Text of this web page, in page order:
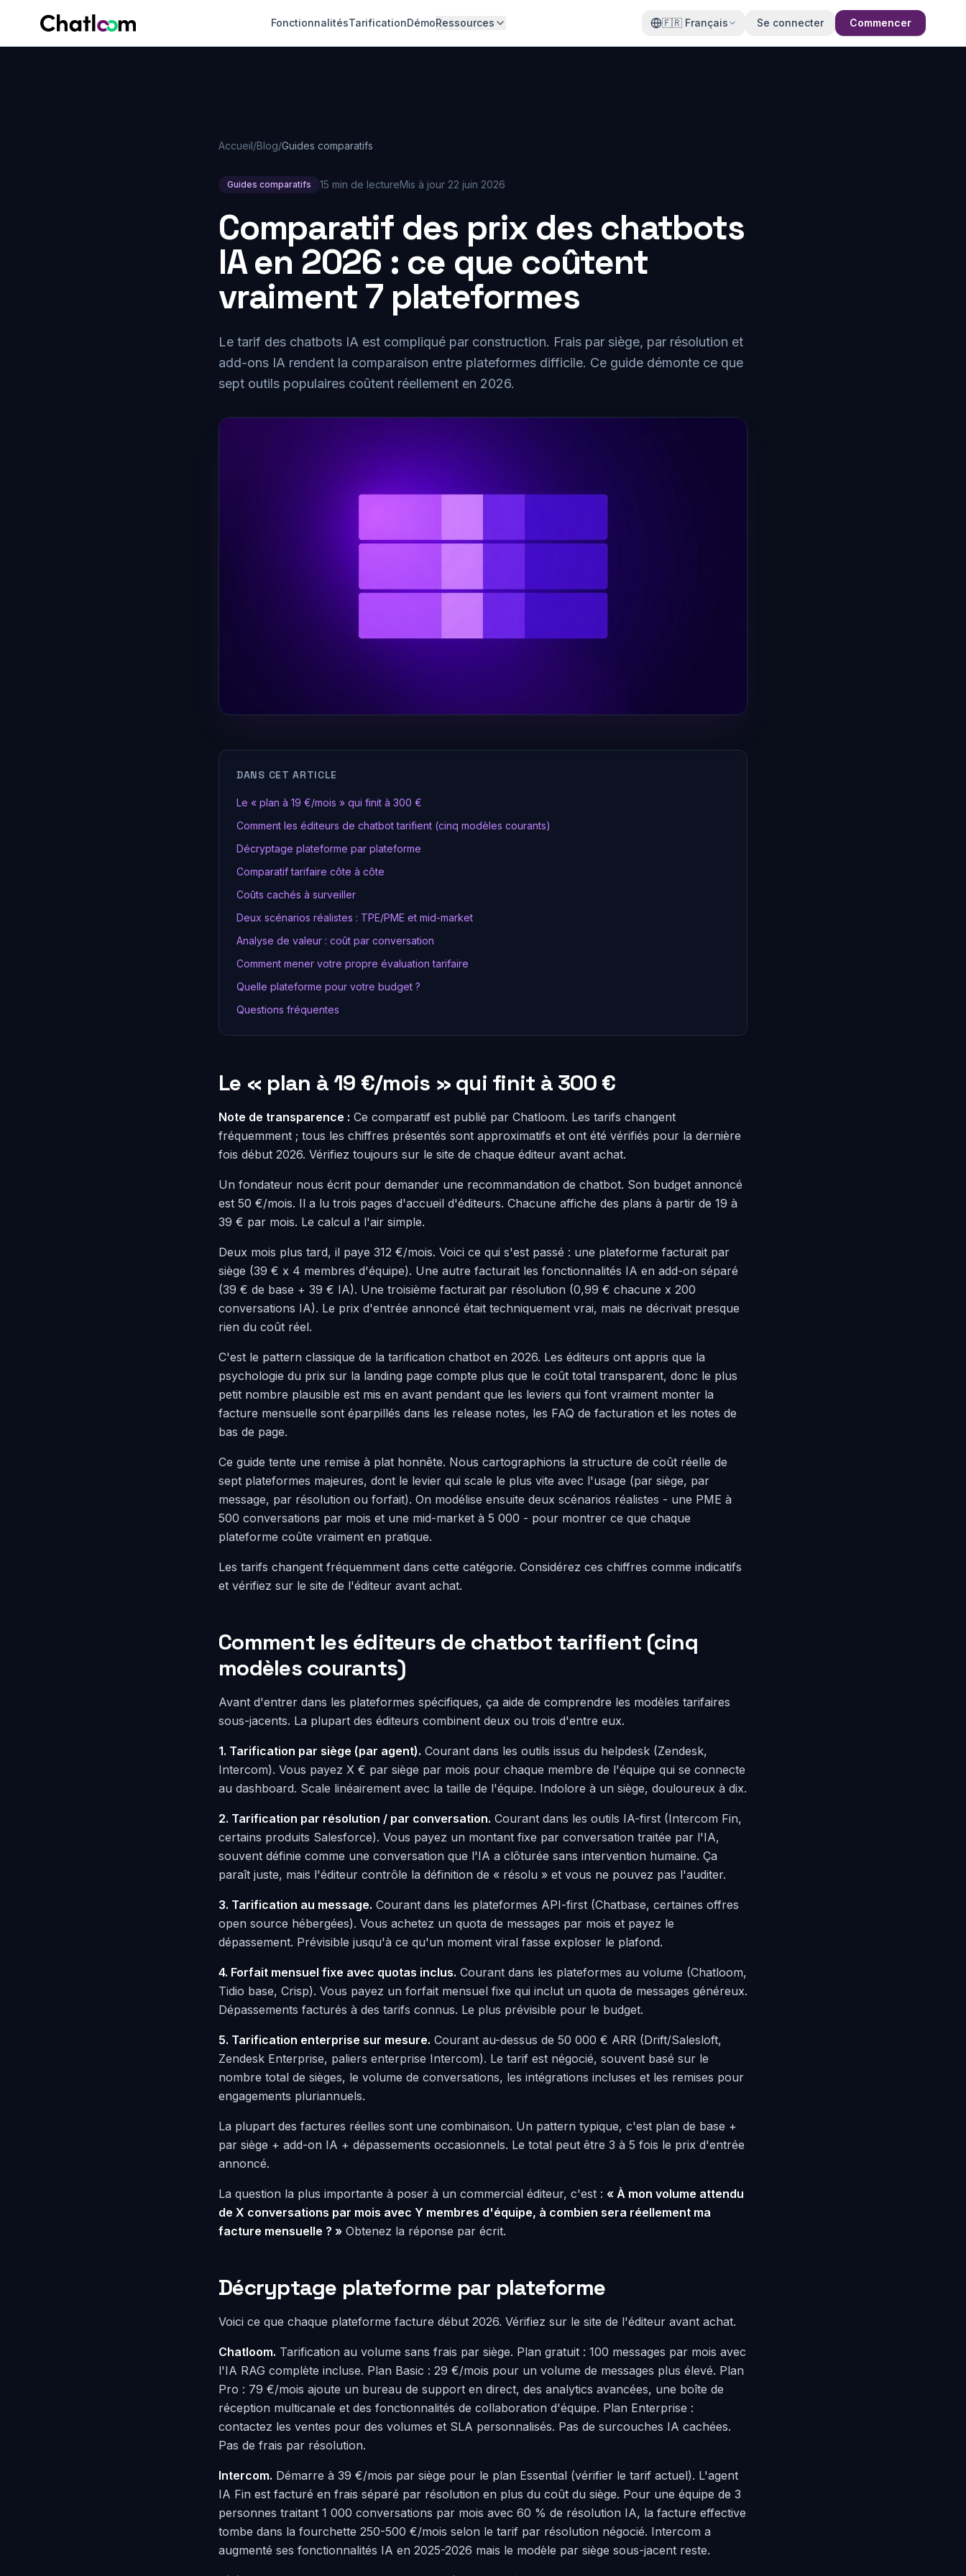
FonctionnalitésTarificationDémoRessources 🇫🇷 Français Se connecter Commencer
Accueil/Blog/Guides comparatifs
Guides comparatifs 15 min de lectureMis à jour 22 juin 2026
Comparatif des prix des chatbots
IA en 2026 : ce que coûtent
vraiment 7 plateformes
Le tarif des chatbots IA est compliqué par construction. Frais par siège, par résolution et
add-ons IA rendent la comparaison entre plateformes difficile. Ce guide démonte ce que
sept outils populaires coûtent réellement en 2026.
DANS CET ARTICLE
Le « plan à 19 €/mois » qui finit à 300 €
Comment les éditeurs de chatbot tarifient (cinq modèles courants)
Décryptage plateforme par plateforme
Comparatif tarifaire côte à côte
Coûts cachés à surveiller
Deux scénarios réalistes : TPE/PME et mid-market
Analyse de valeur : coût par conversation
Comment mener votre propre évaluation tarifaire
Quelle plateforme pour votre budget ?
Questions fréquentes
Le « plan à 19 €/mois » qui finit à 300 €
Note de transparence : Ce comparatif est publié par Chatloom. Les tarifs changent
fréquemment ; tous les chiffres présentés sont approximatifs et ont été vérifiés pour la dernière
fois début 2026. Vérifiez toujours sur le site de chaque éditeur avant achat.
Un fondateur nous écrit pour demander une recommandation de chatbot. Son budget annoncé
est 50 €/mois. Il a lu trois pages d'accueil d'éditeurs. Chacune affiche des plans à partir de 19 à
39 € par mois. Le calcul a l'air simple.
Deux mois plus tard, il paye 312 €/mois. Voici ce qui s'est passé : une plateforme facturait par
siège (39 € x 4 membres d'équipe). Une autre facturait les fonctionnalités IA en add-on séparé
(39 € de base + 39 € IA). Une troisième facturait par résolution (0,99 € chacune x 200
conversations IA). Le prix d'entrée annoncé était techniquement vrai, mais ne décrivait presque
rien du coût réel.
C'est le pattern classique de la tarification chatbot en 2026. Les éditeurs ont appris que la
psychologie du prix sur la landing page compte plus que le coût total transparent, donc le plus
petit nombre plausible est mis en avant pendant que les leviers qui font vraiment monter la
facture mensuelle sont éparpillés dans les release notes, les FAQ de facturation et les notes de
bas de page.
Ce guide tente une remise à plat honnête. Nous cartographions la structure de coût réelle de
sept plateformes majeures, dont le levier qui scale le plus vite avec l'usage (par siège, par
message, par résolution ou forfait). On modélise ensuite deux scénarios réalistes - une PME à
500 conversations par mois et une mid-market à 5 000 - pour montrer ce que chaque
plateforme coûte vraiment en pratique.
Les tarifs changent fréquemment dans cette catégorie. Considérez ces chiffres comme indicatifs
et vérifiez sur le site de l'éditeur avant achat.
Comment les éditeurs de chatbot tarifient (cinq
modèles courants)
Avant d'entrer dans les plateformes spécifiques, ça aide de comprendre les modèles tarifaires
sous-jacents. La plupart des éditeurs combinent deux ou trois d'entre eux.
1. Tarification par siège (par agent). Courant dans les outils issus du helpdesk (Zendesk,
Intercom). Vous payez X € par siège par mois pour chaque membre de l'équipe qui se connecte
au dashboard. Scale linéairement avec la taille de l'équipe. Indolore à un siège, douloureux à dix.
2. Tarification par résolution / par conversation. Courant dans les outils IA-first (Intercom Fin,
certains produits Salesforce). Vous payez un montant fixe par conversation traitée par l'IA,
souvent définie comme une conversation que l'IA a clôturée sans intervention humaine. Ça
paraît juste, mais l'éditeur contrôle la définition de « résolu » et vous ne pouvez pas l'auditer.
3. Tarification au message. Courant dans les plateformes API-first (Chatbase, certaines offres
open source hébergées). Vous achetez un quota de messages par mois et payez le
dépassement. Prévisible jusqu'à ce qu'un moment viral fasse exploser le plafond.
4. Forfait mensuel fixe avec quotas inclus. Courant dans les plateformes au volume (Chatloom,
Tidio base, Crisp). Vous payez un forfait mensuel fixe qui inclut un quota de messages généreux.
Dépassements facturés à des tarifs connus. Le plus prévisible pour le budget.
5. Tarification enterprise sur mesure. Courant au-dessus de 50 000 € ARR (Drift/Salesloft,
Zendesk Enterprise, paliers enterprise Intercom). Le tarif est négocié, souvent basé sur le
nombre total de sièges, le volume de conversations, les intégrations incluses et les remises pour
engagements pluriannuels.
La plupart des factures réelles sont une combinaison. Un pattern typique, c'est plan de base +
par siège + add-on IA + dépassements occasionnels. Le total peut être 3 à 5 fois le prix d'entrée
annoncé.
La question la plus importante à poser à un commercial éditeur, c'est : « À mon volume attendu
de X conversations par mois avec Y membres d'équipe, à combien sera réellement ma
facture mensuelle ? » Obtenez la réponse par écrit.
Décryptage plateforme par plateforme
Voici ce que chaque plateforme facture début 2026. Vérifiez sur le site de l'éditeur avant achat.
Chatloom. Tarification au volume sans frais par siège. Plan gratuit : 100 messages par mois avec
l'IA RAG complète incluse. Plan Basic : 29 €/mois pour un volume de messages plus élevé. Plan
Pro : 79 €/mois ajoute un bureau de support en direct, des analytics avancées, une boîte de
réception multicanale et des fonctionnalités de collaboration d'équipe. Plan Enterprise :
contactez les ventes pour des volumes et SLA personnalisés. Pas de surcouches IA cachées.
Pas de frais par résolution.
Intercom. Démarre à 39 €/mois par siège pour le plan Essential (vérifier le tarif actuel). L'agent
IA Fin est facturé en frais séparé par résolution en plus du coût du siège. Pour une équipe de 3
personnes traitant 1 000 conversations par mois avec 60 % de résolution IA, la facture effective
tombe dans la fourchette 250-500 €/mois selon le tarif par résolution négocié. Intercom a
augmenté ses fonctionnalités IA en 2025-2026 mais le modèle par siège sous-jacent reste.